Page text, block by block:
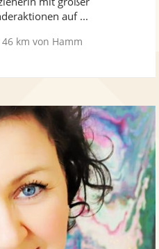
auf ...
46 km von Hamm